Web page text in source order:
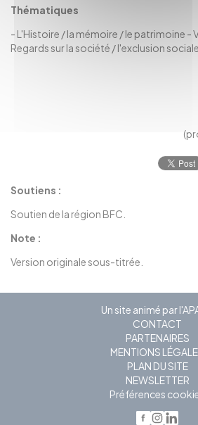
Thématiques
- L'Histoire / la mémoire / le patrimoine -
Regards sur la société / l'exclusion sociale
Soutiens :
Soutien de la région BFC.
Note :
Version originale sous-titrée.
Un site animé par
CONTACT
PARTENAIRES
MENTIONS
PLAN DU SITE
NEWSLETTER
Préférences